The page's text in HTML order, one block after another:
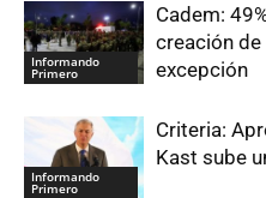
Informando
Primero
Cadem:
creación de
excepción
Informando
Primero
Criteria:
Kast sube